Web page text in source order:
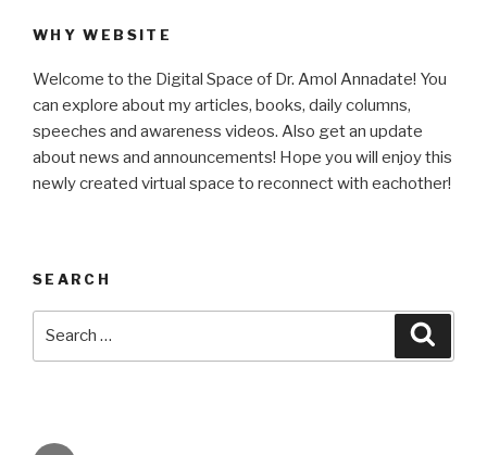
WHY WEBSITE
Welcome to the Digital Space of Dr. Amol Annadate! You
can explore about my articles, books, daily columns,
speeches and awareness videos. Also get an update
about news and announcements! Hope you will enjoy this
newly created virtual space to reconnect with eachother!
SEARCH